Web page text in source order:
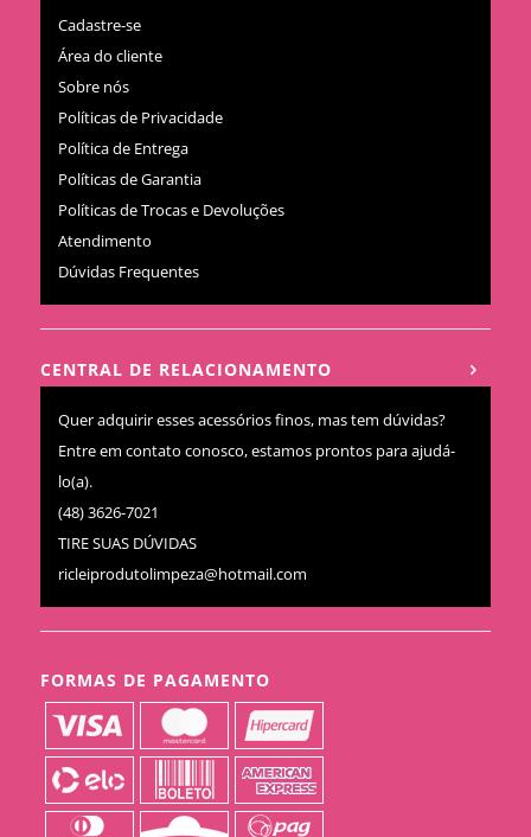
Cadastre-se
Área do cliente
Sobre nós
Políticas de Privacidade
Política de Entrega
Políticas de Garantia
Políticas de Trocas e Devoluções
Atendimento
Dúvidas Frequentes
CENTRAL DE RELACIONAMENTO
Quer adquirir esses acessórios finos, mas tem dúvidas?
Entre em contato conosco, estamos prontos para ajudá-
lo(a).
(48) 3626-7021
TIRE SUAS DÚVIDAS
ricleiprodutolimpeza@hotmail.com
FORMAS DE PAGAMENTO